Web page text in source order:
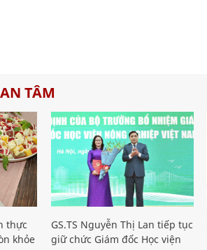
TÂM
thực
khỏe
GS.TS Nguyễn Thị Lan tiếp tục
giữ chức Giám đốc Học viện